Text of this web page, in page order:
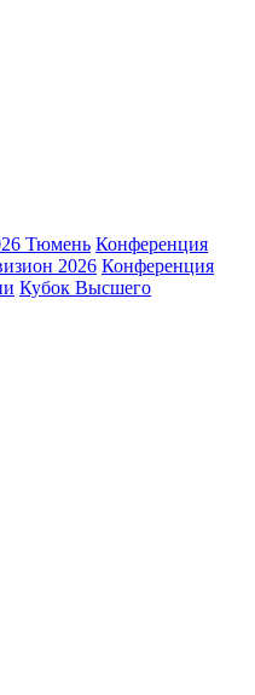
Тюмень Конференция
2026 Конференция
Кубок Высшего